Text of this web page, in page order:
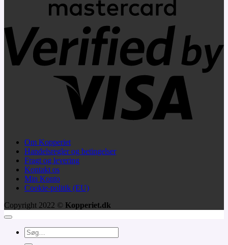
Om Kopperiet
Handelsregler og betingelser
Fragt og levering
Kontakt os
Min Konto
Cookie-politik (EU)
Copyright 2022 © Kopperiet.dk
Søg
efter: